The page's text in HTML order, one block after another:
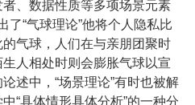
、数据性质等多项场景元素
了“气球理论”他将个人隐私比
气球，人们在与亲朋团聚时
人相处时则会膨胀气球以宣
述中，“场景理论”有时也被解
“具体情形具体分析”的一种分